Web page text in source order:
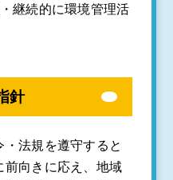
継続的に環境管理活
針
法規を遵守すると
前向きに応え、地域